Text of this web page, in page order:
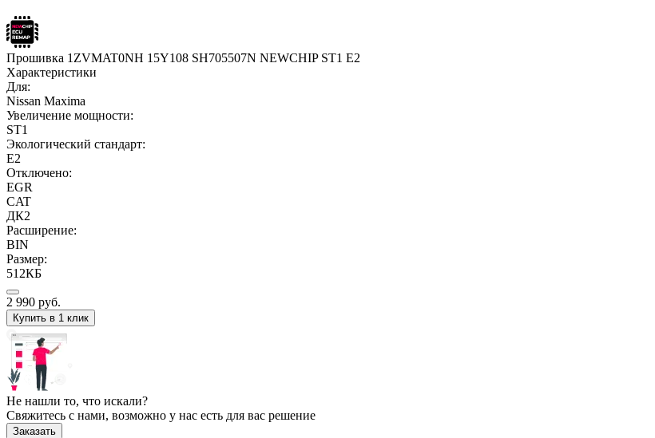
Прошивка 1ZVMAT0NH 15Y108 SH705507N NEWCHIP ST1 E2
Характеристики
Для:
Nissan Maxima
Увеличение мощности:
ST1
Экологический стандарт:
E2
Отключено:
EGR
CAT
ДК2
Расширение:
BIN
Размер:
512КБ
2 990 руб.
Купить в 1 клик
Не нашли то, что искали?
Свяжитесь с нами, возможно у нас есть для вас решение
Заказать